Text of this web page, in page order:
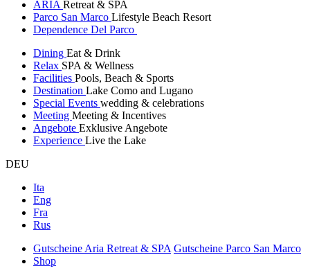
ARIA Retreat & SPA
Parco San Marco Lifestyle Beach Resort
Dependence Del Parco
Dining Eat & Drink
Relax SPA & Wellness
Facilities Pools, Beach & Sports
Destination Lake Como and Lugano
Special Events wedding & celebrations
Meeting Meeting & Incentives
Angebote Exklusive Angebote
Experience Live the Lake
DEU
Ita
Eng
Fra
Rus
Gutscheine Aria Retreat & SPA Gutscheine Parco San Marco
Shop